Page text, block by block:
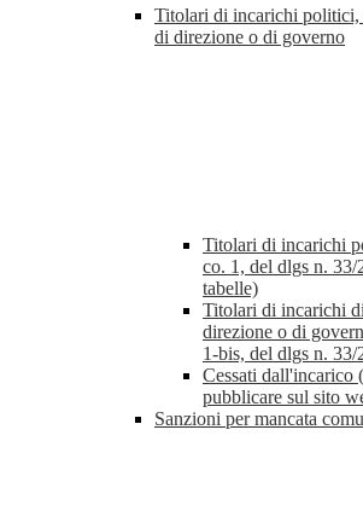
Titolari di incarichi politici,
di direzione o di governo
Titolari di incarichi
co. 1, del dlgs n.
tabelle)
Titolari di incarichi
direzione o di
1-bis, del dlgs n. 33/
Cessati dall'incarico
pubblicare sul sito
Sanzioni per mancata